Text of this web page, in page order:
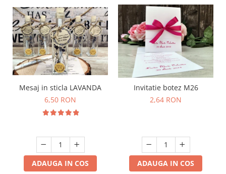
Mesaj in sticla LAVANDA
6,50 RON
ADAUGA IN COS
Invitatie botez M26
2,64 RON
ADAUGA IN COS